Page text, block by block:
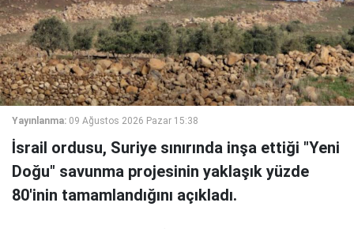
Yayınlanma: 09 Ağustos 2026 Pazar 15:38
İsrail ordusu, Suriye sınırında inşa ettiği "Yeni
Doğu" savunma projesinin yaklaşık yüzde
80'inin tamamlandığını açıkladı.